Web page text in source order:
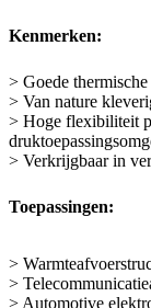
Kenmerken:
> Goede
> Van nature
> Hoge flexibiliteit
> Verkrijgbaar in
Toepassingen:
>
>
> Automotive